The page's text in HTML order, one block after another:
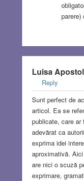
parere)
Luisa Apostol
Reply
Sunt perfect de
articol. Ea se
publicate, care ar
adevărat ca
exprima idei
aproximativă.
are nici o scuză
exprimare,